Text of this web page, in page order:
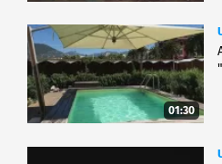
01:30